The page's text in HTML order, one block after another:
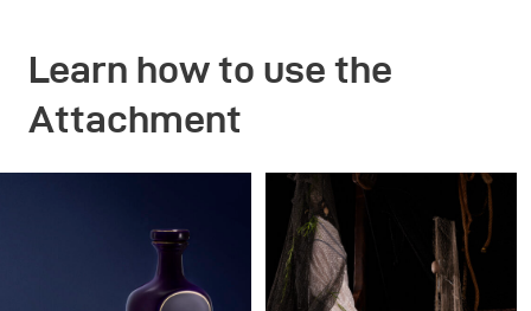
Learn how to use the
Attachment